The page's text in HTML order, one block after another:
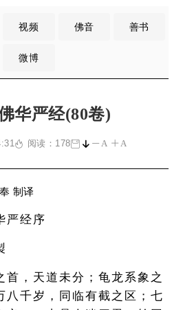
视频 佛音 善书
微博
华严经(80卷)
阅读：178 A A
制译
严经序
首，天道未分；龟龙系象之
八千岁，同临有截之区；七